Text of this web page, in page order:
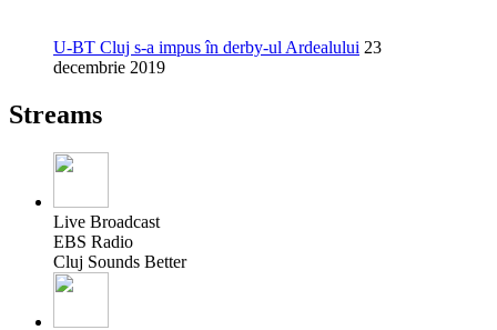
U-BT Cluj s-a impus în derby-ul Ardealului 23
decembrie 2019
Streams
Live Broadcast
EBS Radio
Cluj Sounds Better